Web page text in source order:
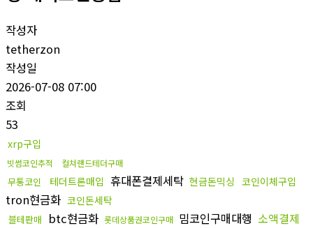
작성자
tetherzon
작성일
2026-07-08 07:00
조회
53
xrp구입
빗썸코인추적 컬쳐랜드테더구매
무통코인 테더트론매입 휴대폰결제세탁 현금돈믹싱 코인이체구입
tron현금화 코인돈세탁
블테판매 btc현금화 롯데상품권코인구매 밈코인구매대행 소액결제